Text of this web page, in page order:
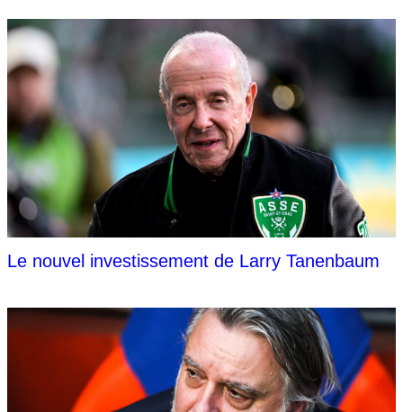
Le nouvel investissement de Larry Tanenbaum